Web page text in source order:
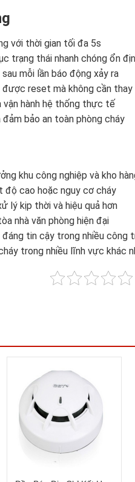
với thời gian tối đa 5s
trạng thái nhanh chóng ổn
mỗi lần báo động xảy ra
reset mà không cần
hành hệ thống thực tế
đảm bảo an toàn phòng cháy
khu công nghiệp và kho
độ cao hoặc nguy cơ cháy
lý kịp thời và hiệu quả hơn
nhà văn phòng hiện đại
tin cậy trong nhiều công
trong nhiều lĩnh vực khác